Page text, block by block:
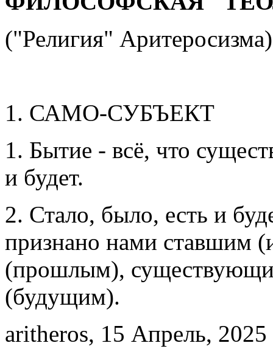
("Религия" Аритеросизма)
1. САМО-СУБЪЕКТ
1. Бытие - всё, что
и будет.
2. Стало, было, есть и
признано нами ставшим
(прошлым),
(будущим).
aritheros, 15 Апрель,